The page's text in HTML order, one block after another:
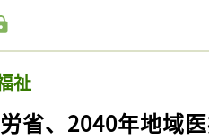
祉
労省、2040年地域